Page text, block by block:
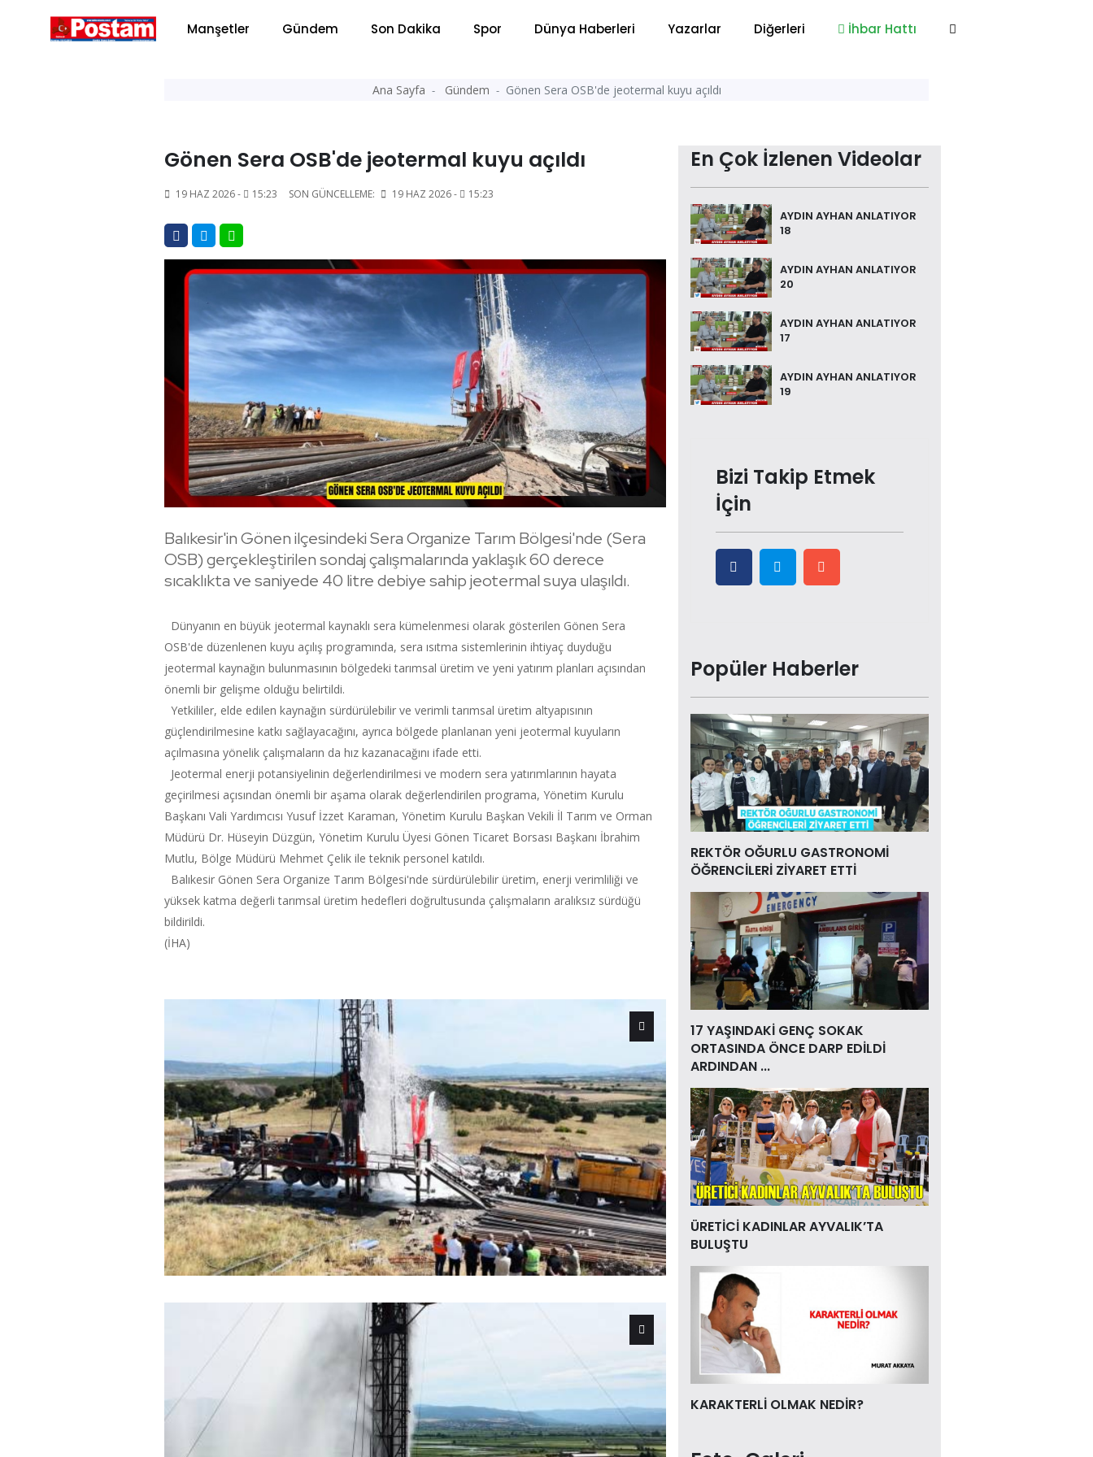
Manşetler Gündem Son Dakika Spor Dünya Haberleri Yazarlar Diğerleri İhbar Hattı
Ana Sayfa Gündem Gönen Sera OSB'de jeotermal kuyu açıldı
Gönen Sera OSB'de jeotermal kuyu açıldı
19 HAZ 2026 - 15:23 SON GÜNCELLEME: 19 HAZ 2026 - 15:23
Balıkesir'in Gönen ilçesindeki Sera Organize Tarım Bölgesi'nde (Sera
OSB) gerçekleştirilen sondaj çalışmalarında yaklaşık 60 derece
sıcaklıkta ve saniyede 40 litre debiye sahip jeotermal suya ulaşıldı.
Dünyanın en büyük jeotermal kaynaklı sera kümelenmesi olarak gösterilen Gönen Sera
OSB'de düzenlenen kuyu açılış programında, sera ısıtma sistemlerinin ihtiyaç duyduğu
jeotermal kaynağın bulunmasının bölgedeki tarımsal üretim ve yeni yatırım planları açısından
önemli bir gelişme olduğu belirtildi.
Yetkililer, elde edilen kaynağın sürdürülebilir ve verimli tarımsal üretim altyapısının
güçlendirilmesine katkı sağlayacağını, ayrıca bölgede planlanan yeni jeotermal kuyuların
açılmasına yönelik çalışmaların da hız kazanacağını ifade etti.
Jeotermal enerji potansiyelinin değerlendirilmesi ve modern sera yatırımlarının hayata
geçirilmesi açısından önemli bir aşama olarak değerlendirilen programa, Yönetim Kurulu
Başkanı Vali Yardımcısı Yusuf İzzet Karaman, Yönetim Kurulu Başkan Vekili İl Tarım ve Orman
Müdürü Dr. Hüseyin Düzgün, Yönetim Kurulu Üyesi Gönen Ticaret Borsası Başkanı İbrahim
Mutlu, Bölge Müdürü Mehmet Çelik ile teknik personel katıldı.
Balıkesir Gönen Sera Organize Tarım Bölgesi'nde sürdürülebilir üretim, enerji verimliliği ve
yüksek katma değerli tarımsal üretim hedefleri doğrultusunda çalışmaların aralıksız sürdüğü
bildirildi.
(İHA)
En Çok İzlenen Videolar
AYDIN AYHAN ANLATIYOR
18
AYDIN AYHAN ANLATIYOR
20
AYDIN AYHAN ANLATIYOR
17
AYDIN AYHAN ANLATIYOR
19
Bizi Takip Etmek
İçin
Popüler Haberler
REKTÖR OĞURLU GASTRONOMİ
ÖĞRENCİLERİ ZİYARET ETTİ
17 YAŞINDAKİ GENÇ SOKAK
ORTASINDA ÖNCE DARP EDİLDİ
ARDINDAN ...
ÜRETİCİ KADINLAR AYVALIK’TA
BULUŞTU
KARAKTERLİ OLMAK NEDİR?